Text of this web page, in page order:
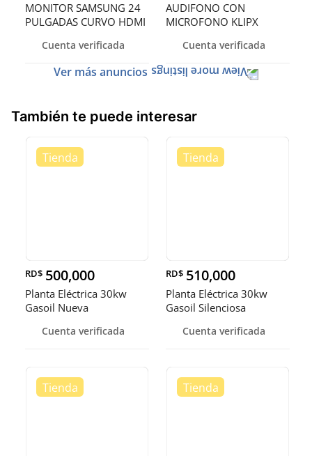
MONITOR SAMSUNG 24
PULGADAS CURVO HDMI
Cuenta verificada
AUDIFONO CON
MICROFONO KLIPX
40 HORAS DE
Cuenta verificada
Ver más anuncios
También te puede interesar
RD$ 500,000
Planta Eléctrica 30kw
Gasoil Nueva
Cuenta verificada
RD$ 510,000
Planta Eléctrica 30kw
Gasoil Silenciosa
Cuenta verificada